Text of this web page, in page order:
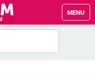
MENU